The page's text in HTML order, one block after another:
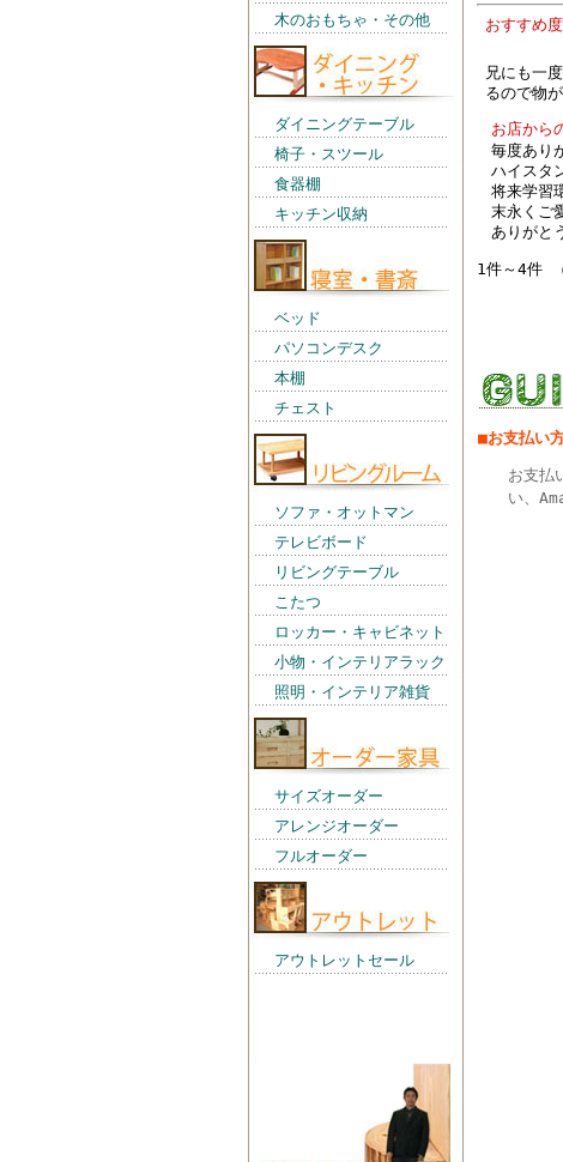
木のおもちゃ・その他
ダイニングテーブル
椅子・スツール
食器棚
キッチン収納
ベッド
パソコンデスク
本棚
チェスト
ソファ・オットマン
テレビボード
リビングテーブル
こたつ
ロッカー・キャビネット
小物・インテリアラック
照明・インテリア雑貨
サイズオーダー
アレンジオーダー
フルオーダー
アウトレットセール
おすすめ度
兄にも一
るので物
お店から
毎度あり
ハイスタ
将来学習
末永くご
ありがと
1件～4件
■お支払い
お支払
い、